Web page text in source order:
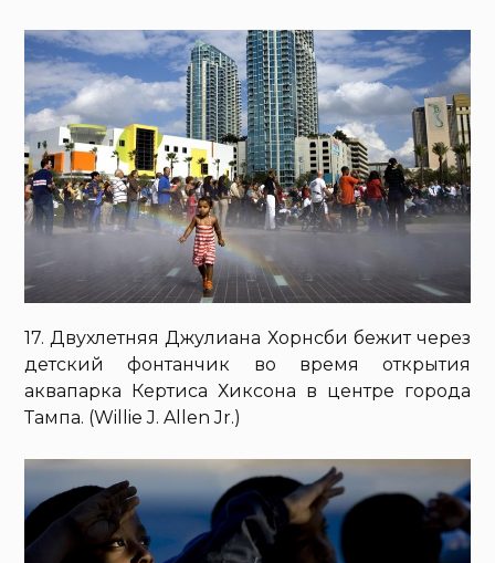
17. Двухлетняя Джулиана Хорнсби бежит через
детский фонтанчик во время открытия
аквапарка Кертиса Хиксона в центре города
Тампа. (Willie J. Allen Jr.)